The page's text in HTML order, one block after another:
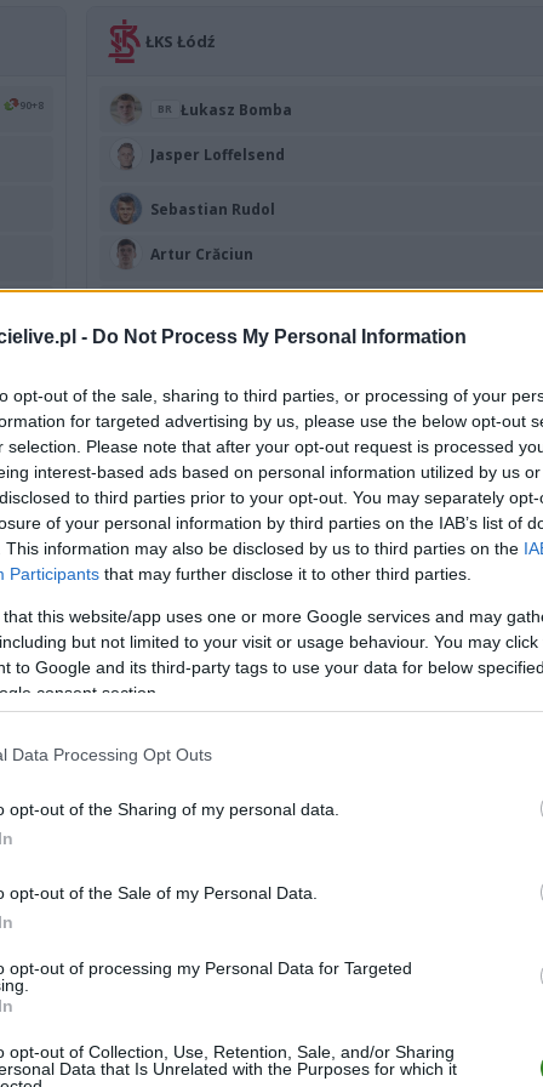
- Do Not Process My Personal Information
opt-out of the sale, sharing to third parties, or processing of your
for targeted advertising by us, please use the below opt-out
selection. Please note that after your opt-out request is processed
interest-based ads based on personal information utilized by us
to third parties prior to your opt-out. You may separately
of your personal information by third parties on the IAB’s list of
This information may also be disclosed by us to third parties on the
Participants that may further disclose it to other third parties.
that this website/app uses one or more Google services and may
but not limited to your visit or usage behaviour. You may
to Google and its third-party tags to use your data for below
consent section.
Data Processing Opt Outs
opt-out of the Sharing of my personal data.
opt-out of the Sale of my Personal Data.
opt-out of processing my Personal Data for Targeted
opt-out of Collection, Use, Retention, Sale, and/or Sharing
Data that Is Unrelated with the Purposes for which it
90+8
59
90+1
90
68
90+8
68
90+8
90
ŁKS Łódź
BR Łukasz Bomba
Jasper Loffelsend
Sebastian Rudol
Artur Crăciun
Kacper Terlecki
Mateusz Wysokiński
M. Wojciechowski
Andreu Arasa
REZERWOWI
J. Patterson
Sebastian Ernst
Serhij Krykun
Bastien Toma